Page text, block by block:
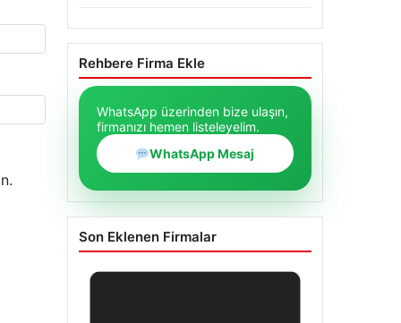
Rehbere Firma Ekle
WhatsApp üzerinden bize ulaşın,
firmanızı hemen listeleyelim.
WhatsApp Mesaj
Son Eklenen Firmalar